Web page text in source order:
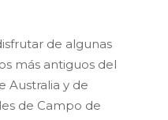
de algunas
más antiguos del
Australia y de
de Campo de